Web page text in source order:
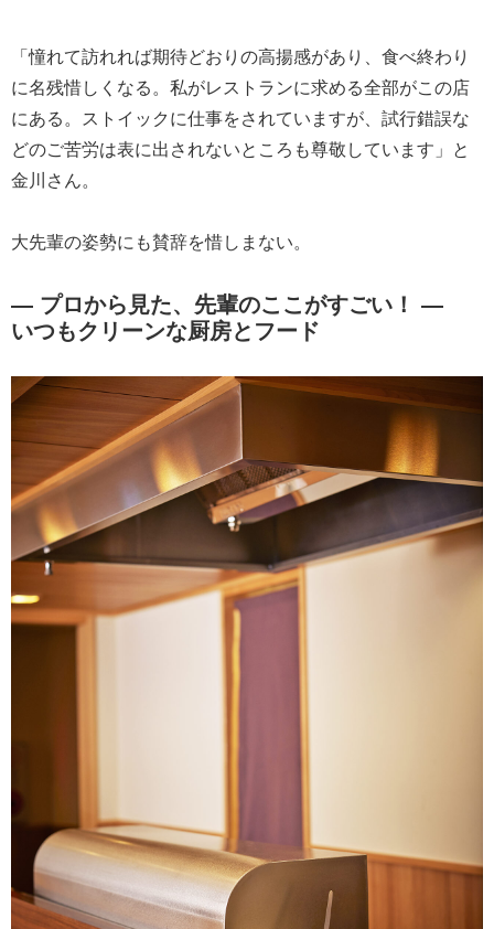
「憧れて訪れれば期待どおりの高揚感があり、食べ終わり
に名残惜しくなる。私がレストランに求める全部がこの店
にある。ストイックに仕事をされていますが、試行錯誤な
どのご苦労は表に出されないところも尊敬しています」と
金川さん。
大先輩の姿勢にも賛辞を惜しまない。
― プロから見た、先輩のここがすごい！ ―
いつもクリーンな厨房とフード